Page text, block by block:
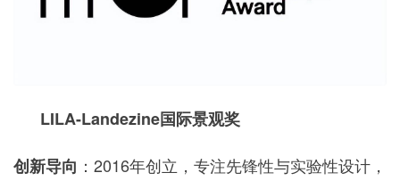
LILA-Landezine国际景观奖
创新导向 ：2016年创立，专注先锋性与实验性设计，